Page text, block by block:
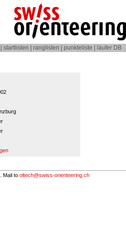
startlisten ranglisten punkteliste läufer DB
Mail to oltech@swiss-orienteering.ch